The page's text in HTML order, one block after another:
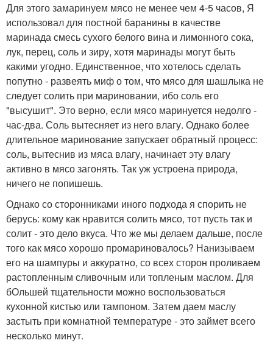
Для этого замаринуем мясо не менее чем 4-5 часов, Я
использовал для постной баранины в качестве
маринада смесь сухого белого вина и лимонного сока,
лук, перец, соль и зиру, хотя маринады могут быть
какими угодно. Единственное, что хотелось сделать
попутно - развеять миф о том, что мясо для шашлыка не
следует солить при мариновании, ибо соль его
"высушит". Это верно, если мясо маринуется недолго -
час-два. Соль вытесняет из него влагу. Однако более
длительное маринование запускает обратный процесс:
соль, вытеснив из мяса влагу, начинает эту влагу
активно в мясо загонять. Так уж устроена природа,
ничего не попишешь.
Однако со сторонниками иного подхода я спорить не
берусь: кому как нравится солить мясо, тот пусть так и
солит - это дело вкуса. Что же мы делаем дальше, после
того как мясо хорошо промариновалось? Нанизываем
его на шампуры и аккуратно, со всех сторон проливаем
растопленным сливочным или топленым маслом. Для
бОльшей тщательности можно воспользоваться
кухонной кистью или тампоном. Затем даем маслу
застыть при комнатной температуре - это займет всего
несколько минут.